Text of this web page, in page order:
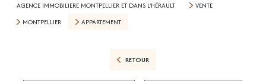
AGENCE IMMOBILIERE MONTPELLIER ET DANS L'HÉRAULT
VENTE
MONTPELLIER
APPARTEMENT
RETOUR